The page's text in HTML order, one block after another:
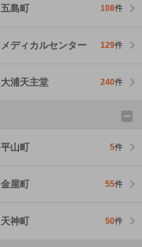
五島町 108件
メディカルセンター 129件
大浦天主堂 240件
平山町 5件
金屋町 55件
天神町 50件